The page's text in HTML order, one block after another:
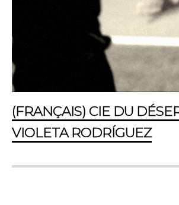
(FRANÇAIS) CIE DU
VIOLETA RODRÍGUEZ